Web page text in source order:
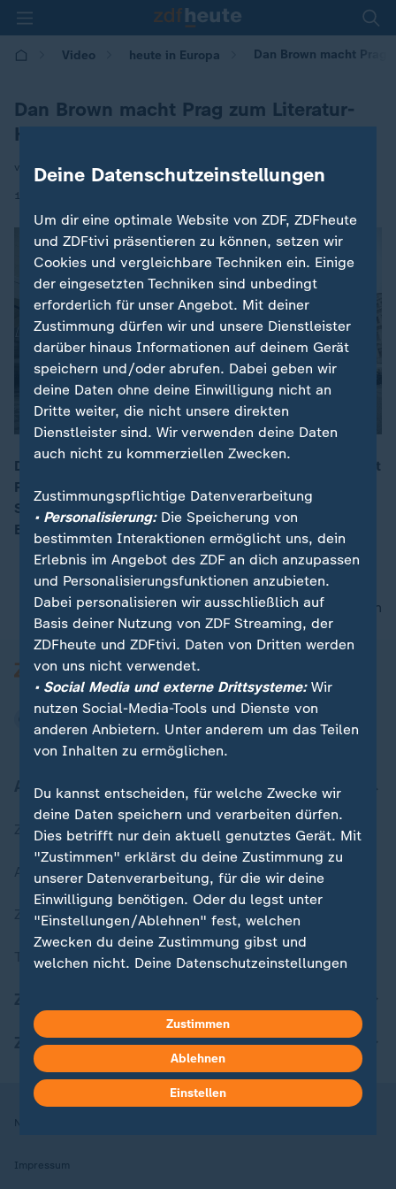
Video heute in Europa Dan Brown macht Prag
Dan Brown macht Prag zum Literatur-
Hotspot
von Michael Bewerunge
13.01.2026 | 16:00
00:17
Dan Browns neuer Thriller „The Secret of Secrets“ zieht
Fans nach Prag. Ob geführte Tour oder auf eigener
Spurensuche: Die Stadt erlebt einen neuen Tourismus-
Boom.
nach oben
Aktuell bei ZDFheute
Zuletzt veröffentlicht
Aktuelle Sendungs-Videos
ZDFheute Stories
Themen im Überblick
ZDFheute Apps
Nutzungsbedingungen
Impressum
Deine Datenschutzeinstellungen
Um dir eine optimale Website von ZDF, ZDFheute
und ZDFtivi präsentieren zu können, setzen wir
Cookies und vergleichbare Techniken ein. Einige
der eingesetzten Techniken sind unbedingt
erforderlich für unser Angebot. Mit deiner
Zustimmung dürfen wir und unsere Dienstleister
darüber hinaus Informationen auf deinem Gerät
speichern und/oder abrufen. Dabei geben wir
deine Daten ohne deine Einwilligung nicht an
Dritte weiter, die nicht unsere direkten
Dienstleister sind. Wir verwenden deine Daten
auch nicht zu kommerziellen Zwecken.
Zustimmungspflichtige Datenverarbeitung
• Personalisierung:Die Speicherung von
bestimmten Interaktionen ermöglicht uns, dein
Erlebnis im Angebot des ZDF an dich anzupassen
und Personalisierungsfunktionen anzubieten.
Dabei personalisieren wir ausschließlich auf
Basis deiner Nutzung von ZDF Streaming, der
ZDFheute und ZDFtivi. Daten von Dritten werden
von uns nicht verwendet.
• Social Media und externe Drittsysteme:Wir
nutzen Social-Media-Tools und Dienste von
anderen Anbietern. Unter anderem um das Teilen
von Inhalten zu ermöglichen.
Du kannst entscheiden, für welche Zwecke wir
deine Daten speichern und verarbeiten dürfen.
Dies betrifft nur dein aktuell genutztes Gerät. Mit
"Zustimmen" erklärst du deine Zustimmung zu
unserer Datenverarbeitung, für die wir deine
Einwilligung benötigen. Oder du legst unter
"Einstellungen/Ablehnen" fest, welchen
Zwecken du deine Zustimmung gibst und
welchen nicht. Deine Datenschutzeinstellungen
Hier findest du das Impressum.
Weitere Informationen findest du in unserer
Datenschutzerklärung.
Zustimmen
Ablehnen
Einstellen